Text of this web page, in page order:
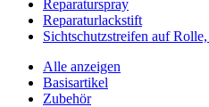
Reparaturspray
Reparaturlackstift
Sichtschutzstreifen auf
Alle anzeigen
Basisartikel
Zubehör